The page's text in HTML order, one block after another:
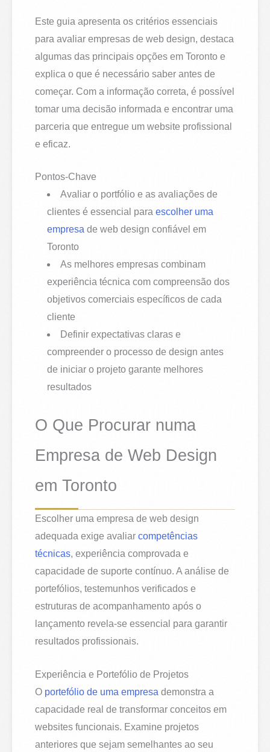
Este guia apresenta os critérios essenciais
para avaliar empresas de web design, destaca
algumas das principais opções em Toronto e
explica o que é necessário saber antes de
começar. Com a informação correta, é possível
tomar uma decisão informada e encontrar uma
parceria que entregue um website profissional
e eficaz.
Pontos-Chave
Avaliar o portfólio e as avaliações de
clientes é essencial paraescolher uma
empresa de web design confiável em
Toronto
As melhores empresas combinam
experiência técnica com compreensão dos
objetivos comerciais específicos de cada
cliente
Definir expectativas claras e
compreender o processo de design antes
de iniciar o projeto garante melhores
resultados
O Que Procurar numa
Empresa de Web Design
em Toronto
Escolher uma empresa de web design
adequada exige avaliarcompetências
técnicas, experiência comprovada e
capacidade de suporte contínuo. A análise de
portefólios, testemunhos verificados e
estruturas de acompanhamento após o
lançamento revela-se essencial para garantir
resultados profissionais.
Experiência e Portefólio de Projetos
O portefólio de uma empresa demonstra a
capacidade real de transformar conceitos em
websites funcionais. Examine projetos
anteriores que sejam semelhantes ao seu